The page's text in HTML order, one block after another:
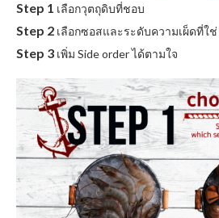
Step 1 เลือกวุตถุดิบที่ชอบ
Step 2 เลือกซอสและระดับความเผ็ดที่ใช่
Step 3 เพิ่ม Side order ได้ตามใจ